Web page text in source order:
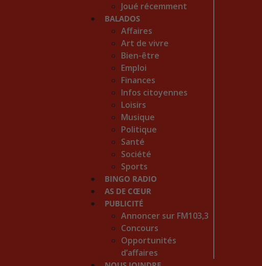
Joué récemment
BALADOS
Affaires
Art de vivre
Bien-être
Emploi
Finances
Infos citoyennes
Loisirs
Musique
Politique
Santé
Société
Sports
BINGO RADIO
AS DE CŒUR
PUBLICITÉ
Annoncer sur FM103,3
Concours
Opportunités
d’affaires